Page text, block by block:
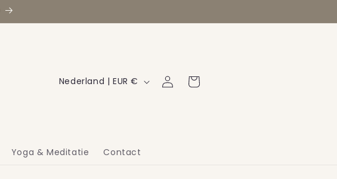
Yoga & Meditatie Contact
/
Nederland | EUR € InloggenWinkelwagen